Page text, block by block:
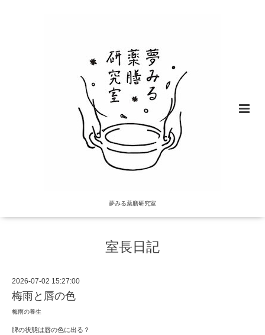
夢みる薬膳研究室
室長日記
2026-07-02 15:27:00
梅雨と唇の色
梅雨の養生
脾の状態は唇の色に出る？